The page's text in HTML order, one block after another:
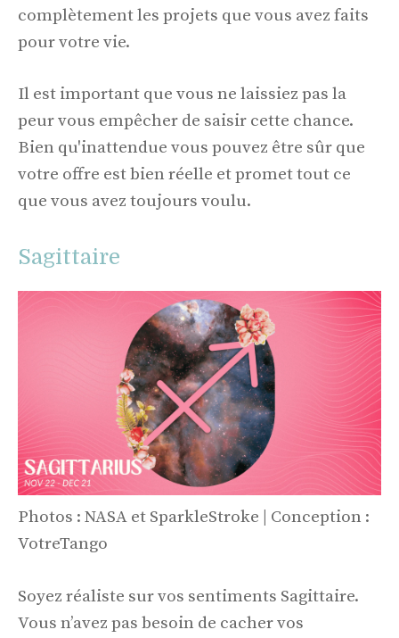
complètement les projets que vous avez faits
pour votre vie.
Il est important que vous ne laissiez pas la
peur vous empêcher de saisir cette chance.
Bien qu'inattendue vous pouvez être sûr que
votre offre est bien réelle et promet tout ce
que vous avez toujours voulu.
Sagittaire
Photos : NASA et SparkleStroke | Conception :
VotreTango
Soyez réaliste sur vos sentiments Sagittaire.
Vous n’avez pas besoin de cacher vos